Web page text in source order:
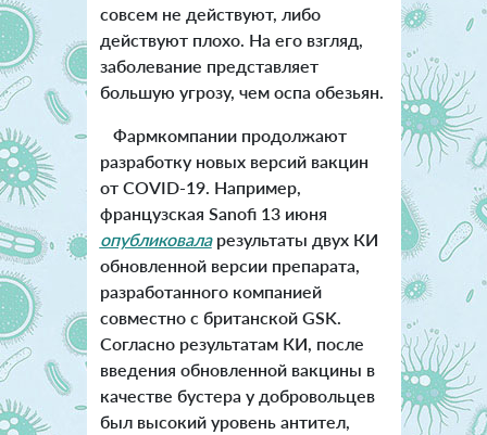
совсем не действуют, либо
действуют плохо. На его взгляд,
заболевание представляет
большую угрозу, чем оспа обезьян.
Фармкомпании продолжают
разработку новых версий вакцин
от COVID-19. Например,
французская Sanofi 13 июня
опубликоваларезультаты двух КИ
обновленной версии препарата,
разработанного компанией
совместно с британской GSK.
Согласно результатам КИ, после
введения обновленной вакцины в
качестве бустера у добровольцев
был высокий уровень антител,